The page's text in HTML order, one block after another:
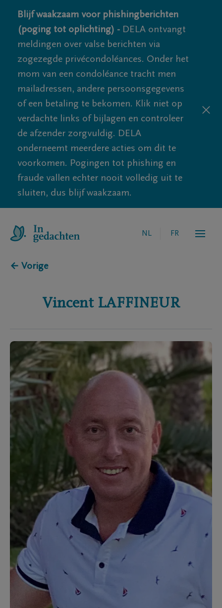
Blijf waakzaam voor phishingberichten
(poging tot oplichting) - DELA ontvangt
meldingen over valse berichten via
zogezegde privécondoléances. Onder het
mom van een condoléance tracht men
mailadressen, andere persoonsgegevens
of een betaling te bekomen. Klik niet op
verdachte links of bijlagen en controleer
de afzender zorgvuldig. DELA
onderneemt meerdere acties om dit te
voorkomen. Pogingen tot phishing en
fraude vallen echter nooit volledig uit te
sluiten, dus blijf waakzaam.
NL FR
← Vorige
Vincent LAFFINEUR